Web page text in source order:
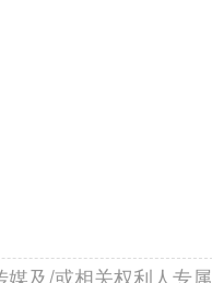
媒及/或相关权利人专属